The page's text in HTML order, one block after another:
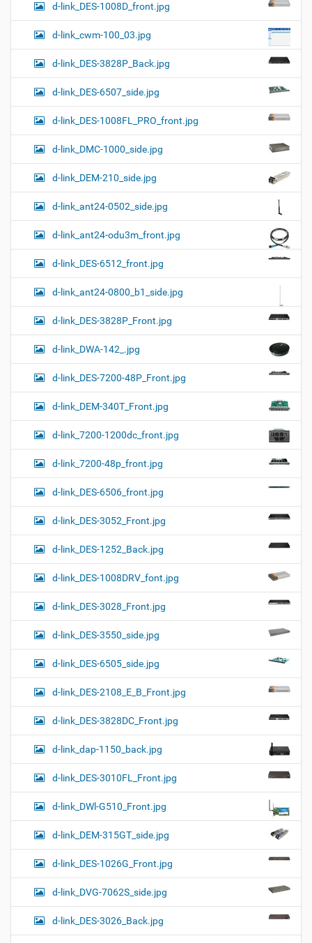
d-link_DES-1008D_front.jpg
d-link_cwm-100_03.jpg
d-link_DES-3828P_Back.jpg
d-link_DES-6507_side.jpg
d-link_DES-1008FL_PRO_front.jpg
d-link_DMC-1000_side.jpg
d-link_DEM-210_side.jpg
d-link_ant24-0502_side.jpg
d-link_ant24-odu3m_front.jpg
d-link_DES-6512_front.jpg
d-link_ant24-0800_b1_side.jpg
d-link_DES-3828P_Front.jpg
d-link_DWA-142_.jpg
d-link_DES-7200-48P_Front.jpg
d-link_DEM-340T_Front.jpg
d-link_7200-1200dc_front.jpg
d-link_7200-48p_front.jpg
d-link_DES-6506_front.jpg
d-link_DES-3052_Front.jpg
d-link_DES-1252_Back.jpg
d-link_DES-1008DRV_font.jpg
d-link_DES-3028_Front.jpg
d-link_DES-3550_side.jpg
d-link_DES-6505_side.jpg
d-link_DES-2108_E_B_Front.jpg
d-link_DES-3828DC_Front.jpg
d-link_dap-1150_back.jpg
d-link_DES-3010FL_Front.jpg
d-link_DWl-G510_Front.jpg
d-link_DEM-315GT_side.jpg
d-link_DES-1026G_Front.jpg
d-link_DVG-7062S_side.jpg
d-link_DES-3026_Back.jpg